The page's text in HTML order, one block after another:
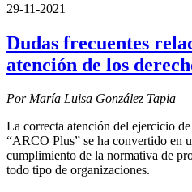
29-11-2021
Dudas frecuentes
atención de los
Por María Luisa González Tapia
La correcta atención del ejercicio
“ARCO Plus” se ha convertido en
cumplimiento de la normativa de
todo tipo de organizaciones.